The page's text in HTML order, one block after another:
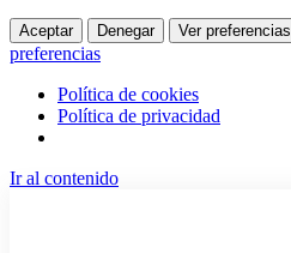
Aceptar Denegar Ver preferencias
preferencias
Política de cookies
Política de privacidad
Ir al contenido